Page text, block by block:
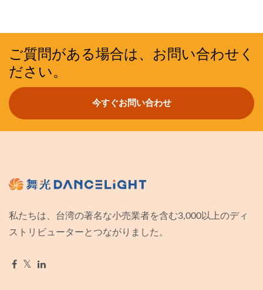
ご質問がある場合は、お問い合わせく
ださい。
今すぐお問い合わせ
私たちは、台湾の著名な小売業者を含む3,000以上のディ
ストリビューターとつながりました。